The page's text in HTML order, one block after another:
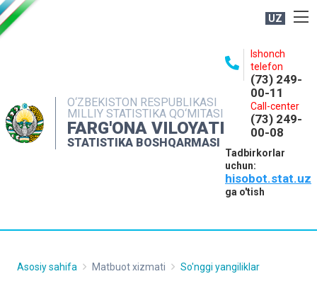
UZ
O‘ZBEKISTON RESPUBLIKASI
MILLIY STATISTIKA QO‘MITASI
FARG'ONA VILOYATI
STATISTIKA BOSHQARMASI
Ishonch
telefon
(73) 249-
00-11
Call-center
(73) 249-
00-08
Tadbirkorlar
uchun:
hisobot.stat.uz
ga o'tish
NASHRLAR
INTERAKTIV XIZMATLAR
MATBUOT XIZMATI
Asosiy sahifa Matbuot xizmati So'nggi yangiliklar